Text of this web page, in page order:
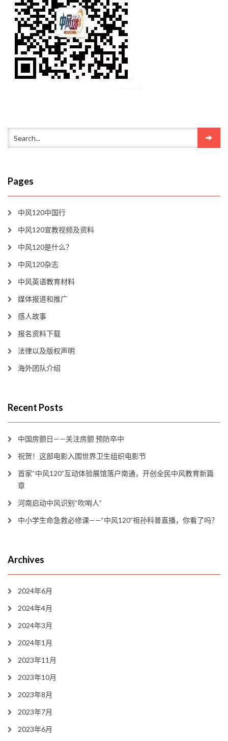
Pages
中风120中国行
中风120宣教视频及资料
中风120是什么？
中风120杂志
中风英语教育材料
媒体报道和推广
感人故事
报名资料下载
法律以及版权声明
海外团队介绍
Recent Posts
中国房颤日——关注房颤 预防卒中
祝贺！这部电影入围世界卫生组织电影节
首家“中风120”互动体验展馆落户南通，开创全民中风教育新篇
章
河南启动中风识别“吹哨人”
中小学生命急救必修课——“中风120”祖孙科普直播，你看了吗？
Archives
2024年6月
2024年4月
2024年3月
2024年1月
2023年11月
2023年10月
2023年8月
2023年7月
2023年6月